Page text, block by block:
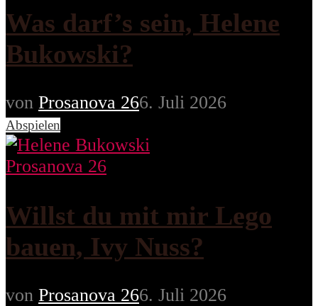
Was darf’s sein, Helene
Bukowski?
von Prosanova 266. Juli 2026
Abspielen
Prosanova 26
Willst du mit mir Lego
bauen, Ivy Nuss?
von Prosanova 266. Juli 2026